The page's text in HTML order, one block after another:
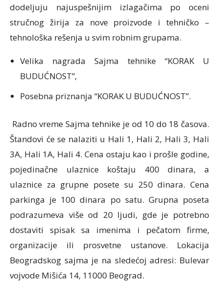
dodeljuju najuspešnijim izlagačima po oceni
stručnog žirija za nove proizvode i tehničko –
tehnološka rešenja u svim robnim grupama.
Velika nagrada Sajma tehnike “KORAK U
BUDUĆNOST”,
Posebna priznanja “KORAK U BUDUĆNOST”.
Radno vreme Sajma tehnike je od 10 do 18 časova.
Štandovi će se nalaziti u Hali 1, Hali 2, Hali 3, Hali
3A, Hali 1A, Hali 4. Cena ostaju kao i prošle godine,
pojedinačne ulaznice koštaju 400 dinara, a
ulaznice za grupne posete su 250 dinara. Cena
parkinga je 100 dinara po satu. Grupna poseta
podrazumeva više od 20 ljudi, gde je potrebno
dostaviti spisak sa imenima i pečatom firme,
organizacije ili prosvetne ustanove. Lokacija
Beogradskog sajma je na sledećoj adresi: Bulevar
vojvode Mišića 14, 11000 Beograd.